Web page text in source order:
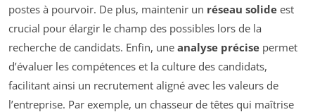
postes à pourvoir. De plus, maintenir un réseau solide est
crucial pour élargir le champ des possibles lors de la
recherche de candidats. Enfin, une analyse précise permet
d’évaluer les compétences et la culture des candidats,
facilitant ainsi un recrutement aligné avec les valeurs de
l’entreprise. Par exemple, un chasseur de têtes qui maîtrise